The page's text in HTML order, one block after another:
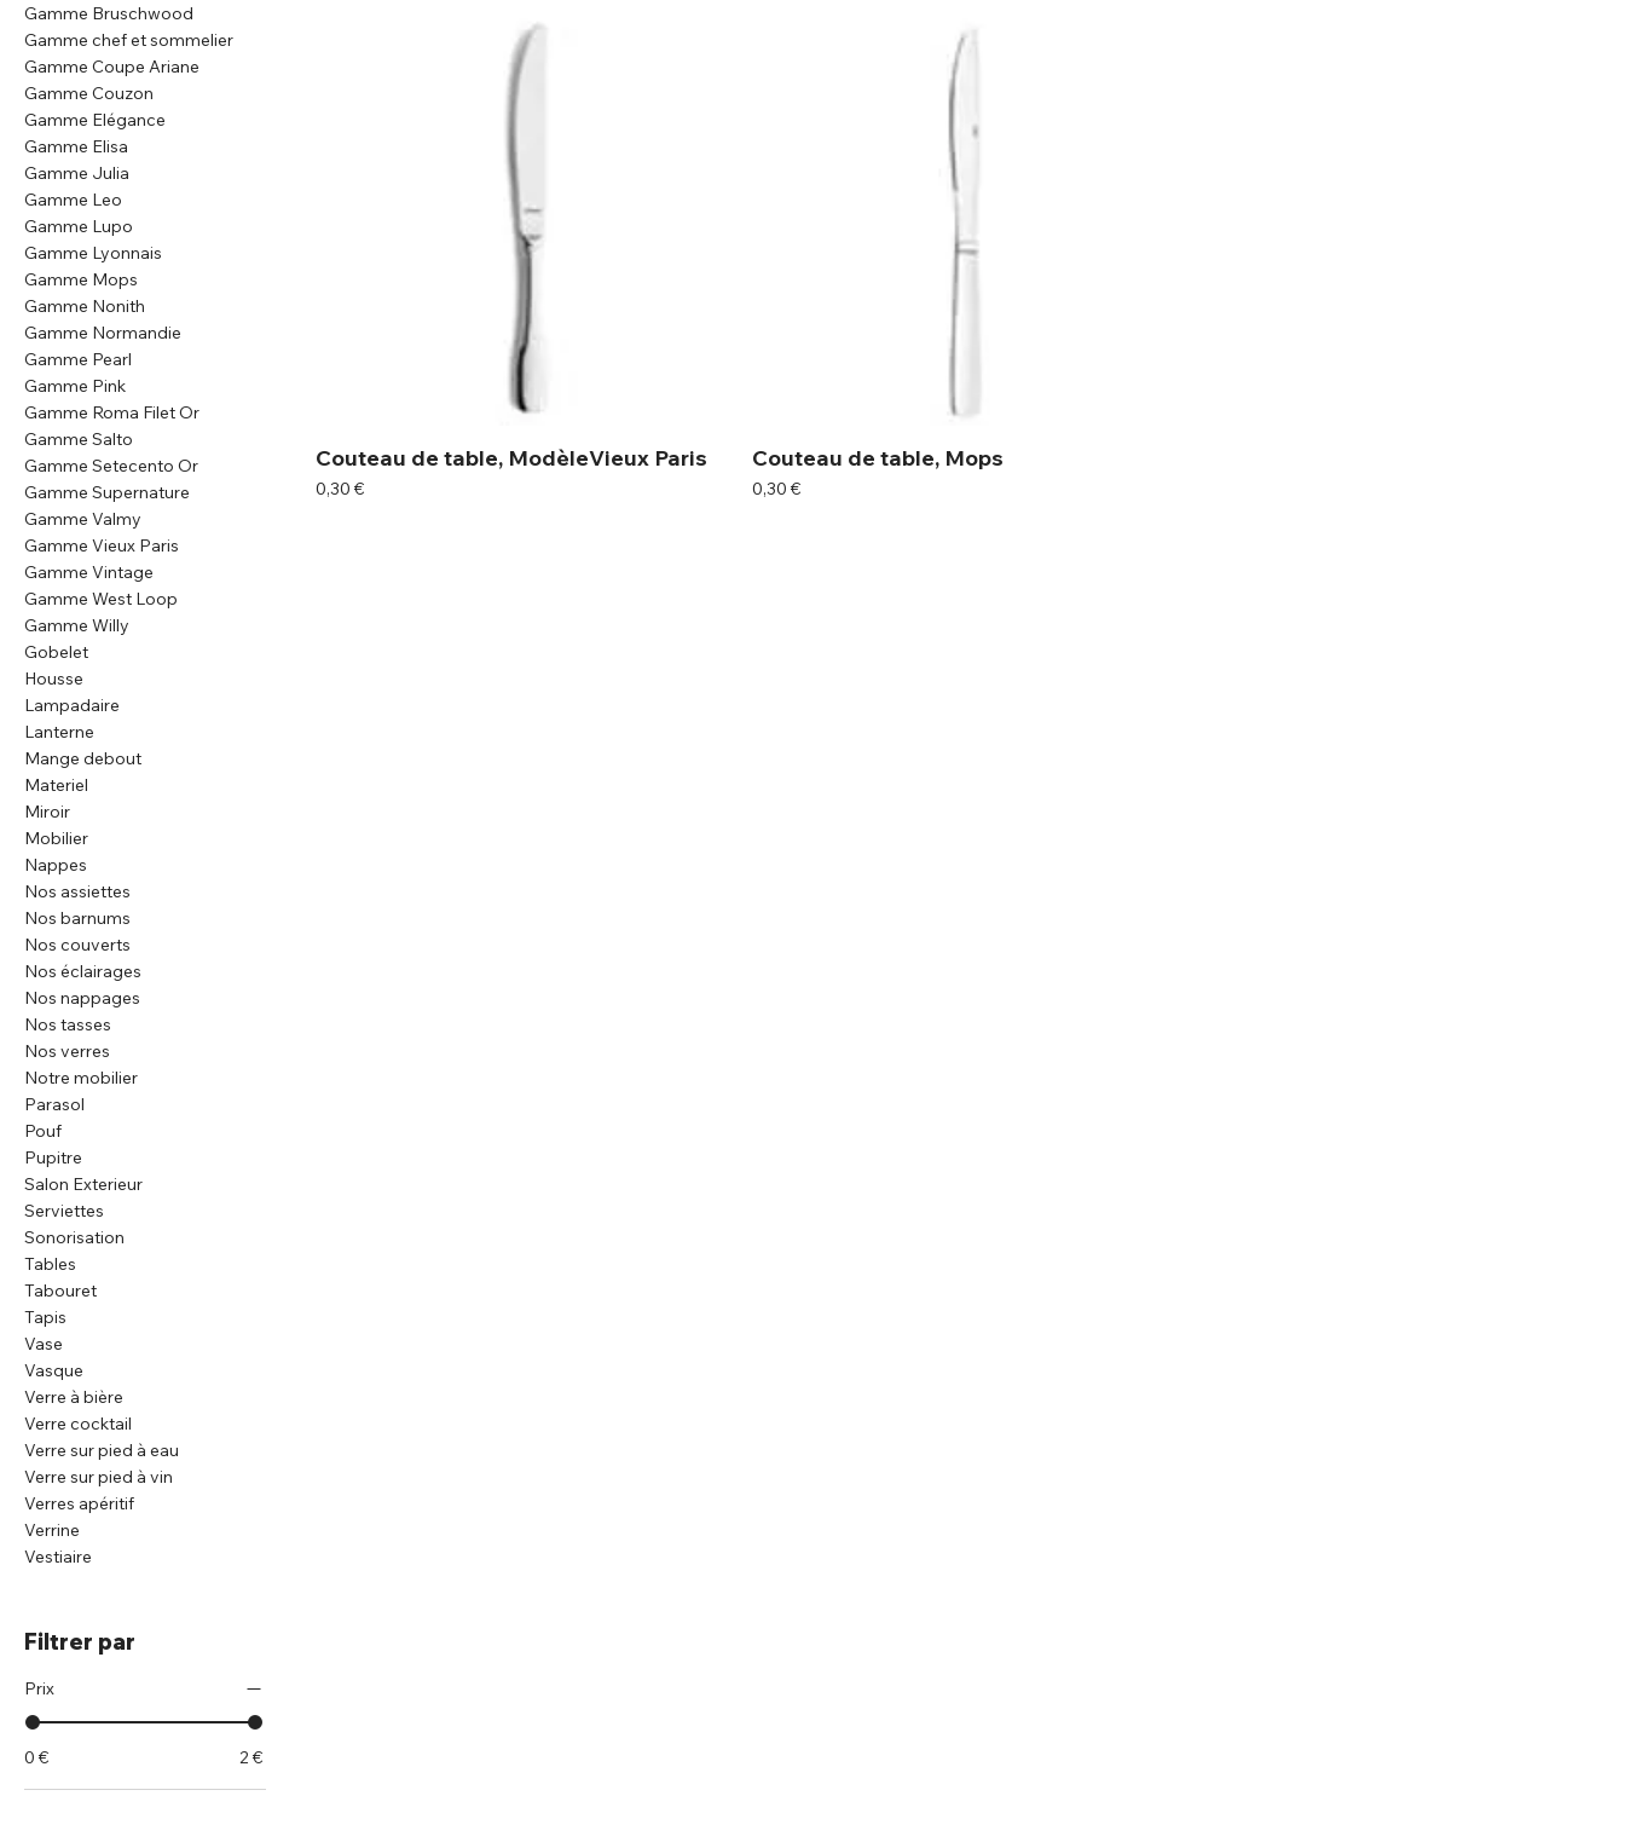
Gamme Bruschwood
Gamme chef et sommelier
Gamme Coupe Ariane
Gamme Couzon
Gamme Elégance
Gamme Elisa
Gamme Julia
Gamme Leo
Gamme Lupo
Gamme Lyonnais
Gamme Mops
Gamme Nonith
Gamme Normandie
Gamme Pearl
Gamme Pink
Gamme Roma Filet Or
Gamme Salto
Gamme Setecento Or
Gamme Supernature
Gamme Valmy
Gamme Vieux Paris
Gamme Vintage
Gamme West Loop
Gamme Willy
Gobelet
Housse
Lampadaire
Lanterne
Mange debout
Materiel
Miroir
Mobilier
Nappes
Nos assiettes
Nos barnums
Nos couverts
Nos éclairages
Nos nappages
Nos tasses
Nos verres
Notre mobilier
Parasol
Pouf
Pupitre
Salon Exterieur
Serviettes
Sonorisation
Tables
Tabouret
Tapis
Vase
Vasque
Verre à bière
Verre cocktail
Verre sur pied à eau
Verre sur pied à vin
Verres apéritif
Verrine
Vestiaire
Filtrer par
Prix
0 € 2 €
Couteau de table, ModèleVieux Paris
Prix
0,30 €
Couteau de table, Mops
Prix
0,30 €